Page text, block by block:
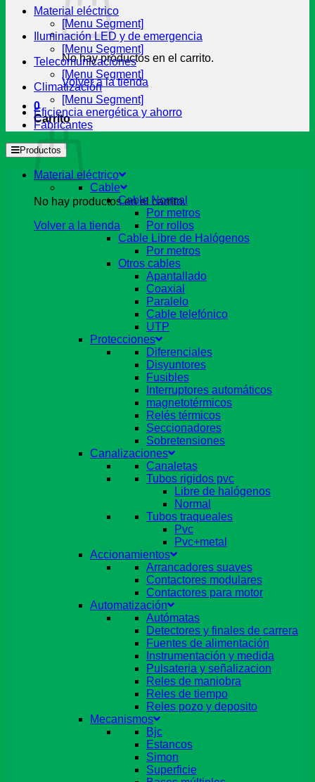
No hay productos en el carrito.
Volver a la tienda
0
Carrito
No hay productos en el carrito.
Volver a la tienda
Material eléctrico
[Menu Segment]
Iluminación LED y de emergencia
[Menu Segment]
Telecomunicaciones
[Menu Segment]
Climatización
[Menu Segment]
Eficiencia energética y ahorro
Fabricantes
Productos
Material eléctrico
Cable
Cable Normal
Por metros
Por rollos
Cable Libre de Halógenos
Por metros
Otros cables
Apantallado
Coaxial
Paralelo
Cable telefónico
UTP
Protecciones
Diferenciales
Disyuntores
Fusibles
Interruptores automáticos
magnetotérmicos
Relés térmicos
Seccionadores
Sobretensiones
Canalizaciones
Canaletas
Tubos rigidos pvc
Libre de halógenos
Normal
Tubos traqueales
Pvc
Pvc+metal
Accionamientos
Arrancadores suaves
Contactores modulares
Contactores para motor
Automatización
Autómatas
Detectores y finales de carrera
Fuentes de alimentación
Instrumentación y medida
Pulsateria y señalizacion
Reles de maniobra
Reles de tiempo
Reles pozo y deposito
Mecanismos
Bjc
Estancos
Simon
Superficie